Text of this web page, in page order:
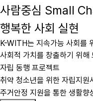
사람중심 Small
행복한 사회 실현
K-WITH는 지속가능 사회를
사회적 가치를 창출하기 위해
자립 동행 프로젝트
취약 청소년을 위한 자립지원
주거안정 지원을 통한 생활향